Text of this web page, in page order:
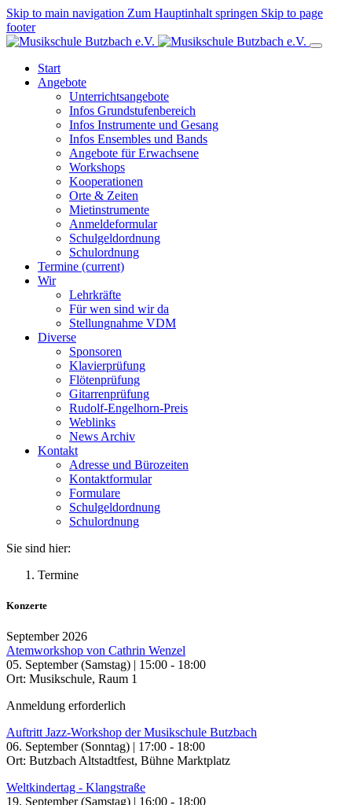
Skip to main navigation Zum Hauptinhalt springen Skip to page
footer
Start
Angebote
Unterrichtsangebote
Infos Grundstufenbereich
Infos Instrumente und Gesang
Infos Ensembles und Bands
Angebote für Erwachsene
Workshops
Kooperationen
Orte & Zeiten
Mietinstrumente
Anmeldeformular
Schulgeldordnung
Schulordnung
Termine (current)
Wir
Lehrkräfte
Für wen sind wir da
Stellungnahme VDM
Diverse
Sponsoren
Klavierprüfung
Flötenprüfung
Gitarrenprüfung
Rudolf-Engelhorn-Preis
Weblinks
News Archiv
Kontakt
Adresse und Bürozeiten
Kontaktformular
Formulare
Schulgeldordnung
Schulordnung
Sie sind hier:
Termine
Konzerte
September 2026
Atemworkshop von Cathrin Wenzel
05. September (Samstag) | 15:00 - 18:00
Ort: Musikschule, Raum 1
Anmeldung erforderlich
Auftritt Jazz-Workshop der Musikschule Butzbach
06. September (Sonntag) | 17:00 - 18:00
Ort: Butzbach Altstadtfest, Bühne Marktplatz
Weltkindertag - Klangstraße
19. September (Samstag) | 16:00 - 18:00